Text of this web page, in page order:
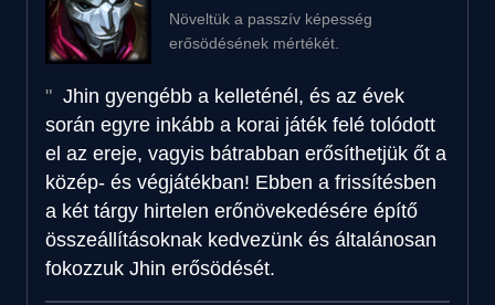
Növeltük a passzív képesség
erősödésének mértékét.
Jhin gyengébb a kelleténél, és az évek
során egyre inkább a korai játék felé tolódott
el az ereje, vagyis bátrabban erősíthetjük őt a
közép- és végjátékban! Ebben a frissítésben
a két tárgy hirtelen erőnövekedésére építő
összeállításoknak kedvezünk és általánosan
fokozzuk Jhin erősödését.